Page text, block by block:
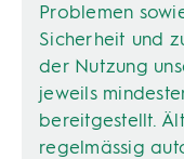
Problemen
Sicherheit und
der Nutzung
jeweils
bereitgestellt.
regelmässig